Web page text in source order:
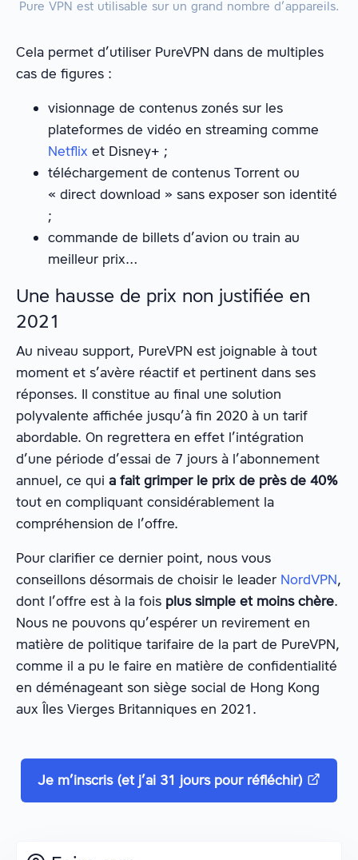
Pure VPN est utilisable sur un grand nombre d’appareils.
Cela permet d’utiliser PureVPN dans de multiples
cas de figures :
visionnage de contenus zonés sur les
plateformes de vidéo en streaming comme
Netflix et Disney+ ;
téléchargement de contenus Torrent ou
« direct download » sans exposer son identité
;
commande de billets d’avion ou train au
meilleur prix…
Une hausse de prix non justifiée en
2021
Au niveau support, PureVPN est joignable à tout
moment et s’avère réactif et pertinent dans ses
réponses. Il constitue au final une solution
polyvalente affichée jusqu’à fin 2020 à un tarif
abordable. On regrettera en effet l’intégration
d’une période d’essai de 7 jours à l’abonnement
annuel, ce qui a fait grimper le prix de près de 40%
tout en compliquant considérablement la
compréhension de l’offre.
Pour clarifier ce dernier point, nous vous
conseillons désormais de choisir le leader NordVPN,
dont l’offre est à la fois plus simple et moins chère.
Nous ne pouvons qu’espérer un revirement en
matière de politique tarifaire de la part de PureVPN,
comme il a pu le faire en matière de confidentialité
en déménageant son siège social de Hong Kong
aux Îles Vierges Britanniques en 2021.
Je m’inscris (et j’ai 31 jours pour réfléchir)